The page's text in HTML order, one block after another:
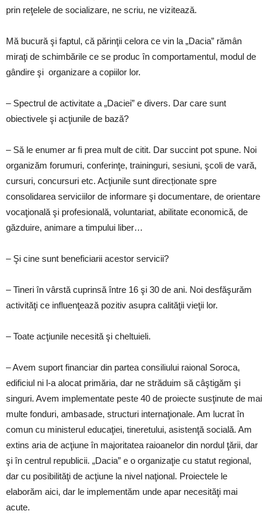
prin reţelele de socializare, ne scriu, ne vizitează.
Mă bucură şi faptul, că părinţii celora ce vin la „Dacia” rămân
miraţi de schimbările ce se produc în comportamentul, modul de
gândire şi organizare a copiilor lor.
– Spectrul de activitate a „Daciei” e divers. Dar care sunt
obiectivele şi acţiunile de bază?
– Să le enumer ar fi prea mult de citit. Dar succint pot spune. Noi
organizăm forumuri, conferinţe, traininguri, sesiuni, şcoli de vară,
cursuri, concursuri etc. Acţiunile sunt direcționate spre
consolidarea serviciilor de informare şi documentare, de orientare
vocaţională şi profesională, voluntariat, abilitate economică, de
găzduire, animare a timpului liber…
– Şi cine sunt beneficiarii acestor servicii?
– Tineri în vârstă cuprinsă între 16 şi 30 de ani. Noi desfăşurăm
activităţi ce influenţează pozitiv asupra calităţii vieţii lor.
– Toate acţiunile necesită şi cheltuieli.
– Avem suport financiar din partea consiliului raional Soroca,
edificiul ni l-a alocat primăria, dar ne străduim să câştigăm şi
singuri. Avem implementate peste 40 de proiecte susţinute de mai
multe fonduri, ambasade, structuri internaţionale. Am lucrat în
comun cu ministerul educaţiei, tineretului, asistenţă socială. Am
extins aria de acţiune în majoritatea raioanelor din nordul ţării, dar
şi în centrul republicii. „Dacia” e o organizaţie cu statut regional,
dar cu posibilităţi de acţiune la nivel naţional. Proiectele le
elaborăm aici, dar le implementăm unde apar necesităţi mai
acute.